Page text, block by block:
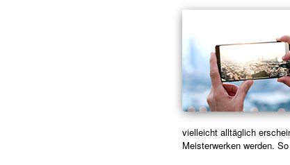
vielleicht alltäglich
Meisterwerken werden.